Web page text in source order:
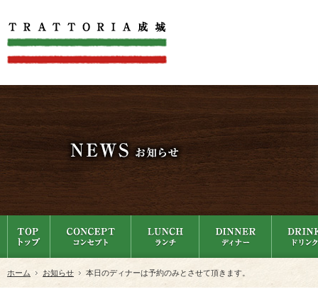
ホーム お知らせ 本日のディナーは予約のみとさせて頂きます。